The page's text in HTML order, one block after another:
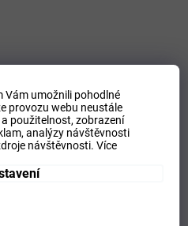
Vám umožnili pohodlné
provozu webu neustále
a použitelnost,zobrazení
analýzy návštěvnosti
návštěvnosti.Více